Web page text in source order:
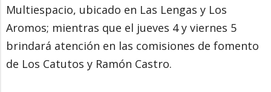
Multiespacio, ubicado en Las Lengas y Los
Aromos; mientras que el jueves 4 y viernes 5
brindará atención en las comisiones de fomento
de Los Catutos y Ramón Castro.